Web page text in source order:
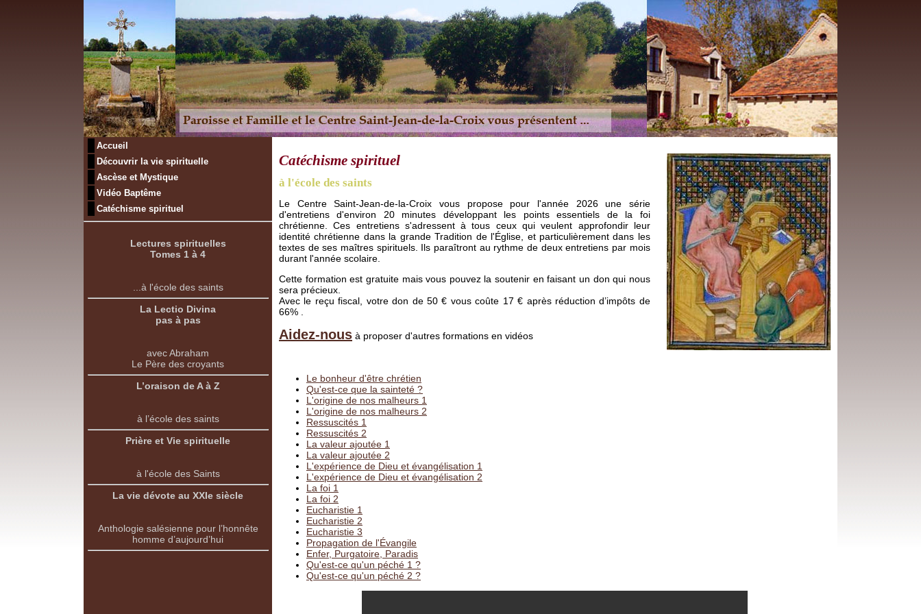
Accueil
Découvrir la vie spirituelle
Ascèse et Mystique
Vidéo Baptême
Catéchisme spirituel
Lectures spirituelles
Tomes 1 à 4
...à l'école des saints
La Lectio Divina
pas à pas
avec Abraham
Le Père des croyants
L’oraison de A à Z
à l’école des saints
Prière et Vie spirituelle
à l'école des Saints
La vie dévote au XXIe siècle
Anthologie salésienne pour l’honnête
homme d’aujourd’hui
Catéchisme spirituel
à l'école des saints
Le Centre Saint-Jean-de-la-Croix vous propose pour l'année 2026 une série
d'entretiens d'environ 20 minutes développant les points essentiels de la foi
chrétienne. Ces entretiens s'adressent à tous ceux qui veulent approfondir leur
identité chrétienne dans la grande Tradition de l'Église, et particulièrement dans les
textes de ses maîtres spirituels. Ils paraîtront au rythme de deux entretiens par mois
durant l'année scolaire.
Cette formation est gratuite mais vous pouvez la soutenir en faisant un don qui nous
sera précieux.
Avec le reçu fiscal, votre don de 50 € vous coûte 17 € après réduction d’impôts de
66% .
Aidez-nous à proposer d'autres formations en vidéos
Le bonheur d'être chrétien
Qu'est-ce que la sainteté ?
L'origine de nos malheurs 1
L'origine de nos malheurs 2
Ressuscités 1
Ressuscités 2
La valeur ajoutée 1
La valeur ajoutée 2
L'expérience de Dieu et évangélisation 1
L'expérience de Dieu et évangélisation 2
La foi 1
La foi 2
Eucharistie 1
Eucharistie 2
Eucharistie 3
Propagation de l'Évangile
Enfer, Purgatoire, Paradis
Qu'est-ce qu'un péché 1 ?
Qu'est-ce qu'un péché 2 ?